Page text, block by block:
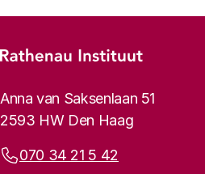
Footer-menu
Rathenau logo, naar de
Contactinformatie
Anna van Saksenlaan 51
2593 HW Den Haag
Telefoonnummer:
070 34 21 5 42